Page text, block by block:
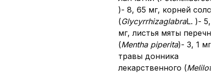
)- 8, 65 мг, корней
(GlycyrrhizaglabraL. )- 5,
мг, листья мяты
(Mentha piperita)- 3, 1 мг,
травы донника
лекарственного (